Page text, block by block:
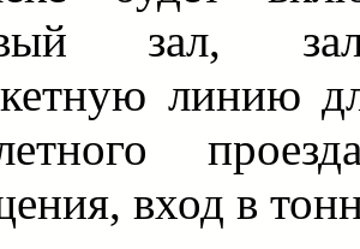
зал,
линию
вход в